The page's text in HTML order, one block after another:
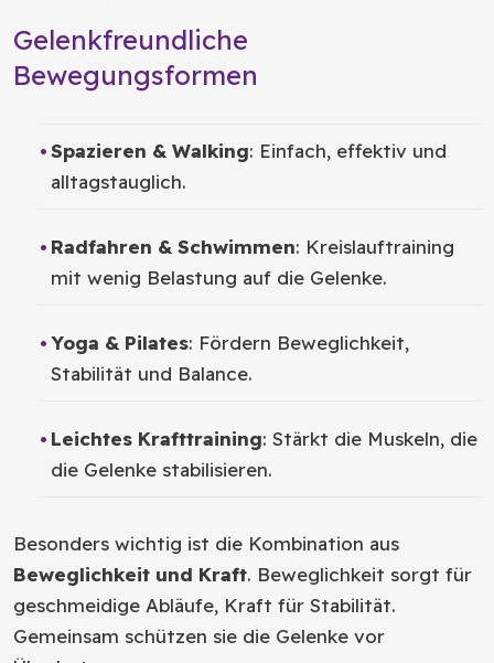
Gelenkfreundliche
Bewegungsformen
Spazieren & Walking: Einfach, effektiv und
alltagstauglich.
Radfahren & Schwimmen: Kreislauftraining
mit wenig Belastung auf die Gelenke.
Yoga & Pilates: Fördern Beweglichkeit,
Stabilität und Balance.
Leichtes Krafttraining: Stärkt die Muskeln, die
die Gelenke stabilisieren.
Besonders wichtig ist die Kombination aus
Beweglichkeit und Kraft. Beweglichkeit sorgt für
geschmeidige Abläufe, Kraft für Stabilität.
Gemeinsam schützen sie die Gelenke vor